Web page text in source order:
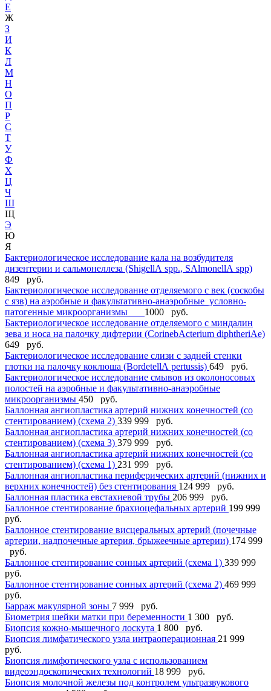
Е
Ж
З
И
К
Л
М
Н
О
П
Р
С
Т
У
Ф
Х
Ц
Ч
Ш
Щ
Э
Ю
Я
Бактериологическое исследование кала на возбудителя
дизентерии и сальмонеллеза (ShigellА spp., SАlmonellА spp)
849 руб.
Бактериологическое исследование отделяемого с век (соскобы
с язв) на аэробные и факультативно-анаэробные условно-
патогенные микроорганизмы 1000 руб.
Бактериологическое исследование отделяемого с миндалин
зева и носа на палочку дифтерии (CorinebАcterium diphtheriАe)
649 руб.
Бактериологическое исследование слизи с задней стенки
глотки на палочку коклюша (BordetellА pertussis) 649 руб.
Бактериологическое исследование смывов из околоносовых
полостей на аэробные и факультативно-анаэробные
микроорганизмы 450 руб.
Баллонная ангиопластика артерий нижних конечностей (со
стентированием) (схема 2) 339 999 руб.
Баллонная ангиопластика артерий нижних конечностей (со
стентированием) (схема 3) 379 999 руб.
Баллонная ангиопластика артерий нижних конечностей (со
стентированием) (схема 1) 231 999 руб.
Баллонная ангиопластика периферических артерий (нижних и
верхних конечностей) без стентирования 124 999 руб.
Баллонная пластика евстахиевой трубы 206 999 руб.
Баллонное стентирование брахиоцефальных артерий 199 999
руб.
Баллонное стентирование висцеральных артерий (почечные
артерии, надпочечные артерия, брыжеечные артерии) 174 999
руб.
Баллонное стентирование сонных артерий (схема 1) 339 999
руб.
Баллонное стентирование сонных артерий (схема 2) 469 999
руб.
Барраж макулярной зоны 7 999 руб.
Биометрия шейки матки при беременности 1 300 руб.
Биопсия кожно-мышечного лоскута 1 800 руб.
Биопсия лимфатического узла интраоперационная 21 999
руб.
Биопсия лимфотического узла с использованием
видеоэндоскопических технологий 18 999 руб.
Биопсия молочной железы под контролем ультразвукового